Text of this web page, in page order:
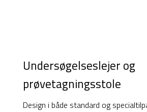
Undersøgelseslejer og
prøvetagningsstole
Design i både standard og